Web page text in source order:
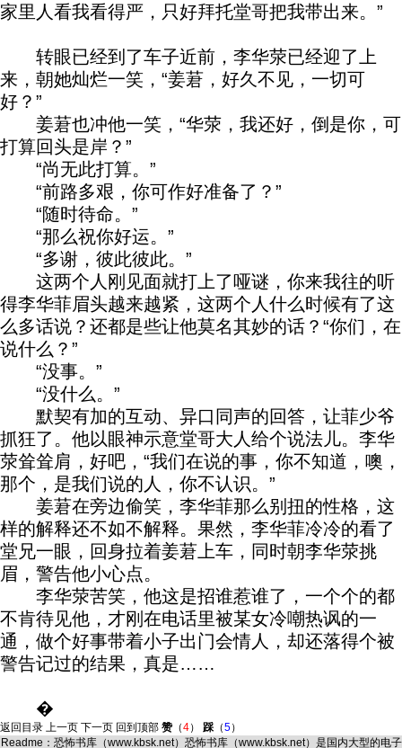
家里人看我看得严，只好拜托堂哥把我带出来。”
转眼已经到了车子近前，李华荥已经迎了上
来，朝她灿烂一笑，“姜莙，好久不见，一切可
好？”
姜莙也冲他一笑，“华荥，我还好，倒是你，可
打算回头是岸？”
“尚无此打算。”
“前路多艰，你可作好准备了？”
“随时待命。”
“那么祝你好运。”
“多谢，彼此彼此。”
这两个人刚见面就打上了哑谜，你来我往的听
得李华菲眉头越来越紧，这两个人什么时候有了这
么多话说？还都是些让他莫名其妙的话？“你们，在
说什么？”
“没事。”
“没什么。”
默契有加的互动、异口同声的回答，让菲少爷
抓狂了。他以眼神示意堂哥大人给个说法儿。李华
荥耸耸肩，好吧，“我们在说的事，你不知道，噢，
那个，是我们说的人，你不认识。”
姜莙在旁边偷笑，李华菲那么别扭的性格，这
样的解释还不如不解释。果然，李华菲冷冷的看了
堂兄一眼，回身拉着姜莙上车，同时朝李华荥挑
眉，警告他小心点。
李华荥苦笑，他这是招谁惹谁了，一个个的都
不肯待见他，才刚在电话里被某女冷嘲热讽的一
通，做个好事带着小子出门会情人，却还落得个被
警告记过的结果，真是……
�
返回目录 上一页 下一页 回到顶部 赞（4） 踩（5）
Readme： 恐怖书库（www.kbsk.net）恐怖书库（www.kbsk.net）是国内大型的电子